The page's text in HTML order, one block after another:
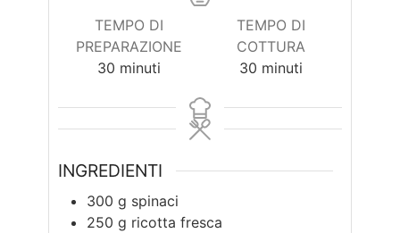
TEMPO DI
PREPARAZIONE
30 minuti
minuti
TEMPO DI
COTTURA
30 minuti
minuti
INGREDIENTI
300 g spinaci
250 g ricotta fresca